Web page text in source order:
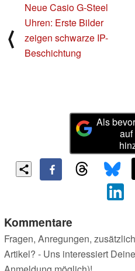
⟨
Neue Casio G-Steel
Uhren: Erste Bilder
zeigen schwarze IP-
Beschichtung
Als
Kommentare
Fragen, Anregungen,
Artikel? - Uns interessiert